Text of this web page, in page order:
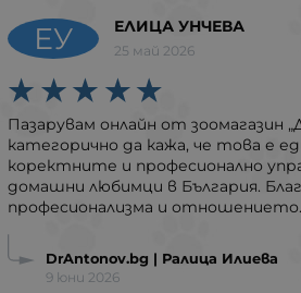
ЕУ ЕЛИЦА УНЧЕВА
25 май 2026
Пазарувам онлайн от зоомагазин
категорично да кажа, че това е
коректните и професионално
домашни любимци в България.
професионализма и отношението.
DrAntonov.bg | Ралица Илиева
9 юни 2026